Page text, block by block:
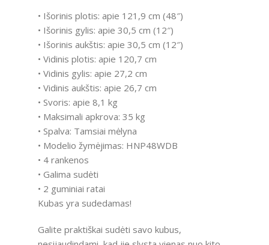
• Išorinis plotis: apie 121,9 cm (48″)
• Išorinis gylis: apie 30,5 cm (12″)
• Išorinis aukštis: apie 30,5 cm (12″)
• Vidinis plotis: apie 120,7 cm
• Vidinis gylis: apie 27,2 cm
• Vidinis aukštis: apie 26,7 cm
• Svoris: apie 8,1 kg
• Maksimali apkrova: 35 kg
• Spalva: Tamsiai mėlyna
• Modelio žymėjimas: HNP48WDB
• 4 rankenos
• Galima sudėti
• 2 guminiai ratai
Kubas yra sudedamas!
Galite praktiškai sudėti savo kubus,